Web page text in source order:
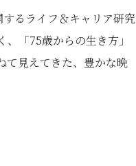
るライフ＆キャリア研究
「75歳からの生き方」
て見えてきた、豊かな晩